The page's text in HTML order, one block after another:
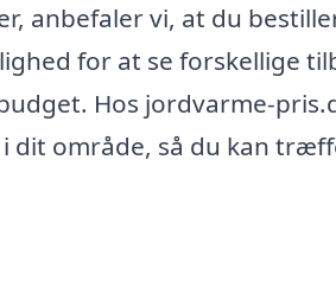
anbefaler vi, at du
for at se forskellige
Hos jordvarme-
dit område, så du kan